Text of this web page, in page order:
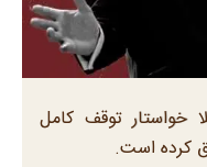
خواستار توقف کامل
کرده است.